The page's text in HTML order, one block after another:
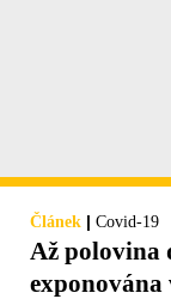
Článek | Covid-19
Až polovina
exponována